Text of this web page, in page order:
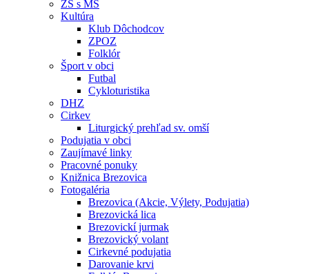
ZŠ s MŠ
Kultúra
Klub Dôchodcov
ZPOZ
Folklór
Šport v obci
Futbal
Cykloturistika
DHZ
Cirkev
Liturgický prehľad sv. omší
Podujatia v obci
Zaujímavé linky
Pracovné ponuky
Knižnica Brezovica
Fotogaléria
Brezovica (Akcie, Výlety, Podujatia)
Brezovická lica
Brezovickí jurmak
Brezovický volant
Cirkevné podujatia
Darovanie krvi